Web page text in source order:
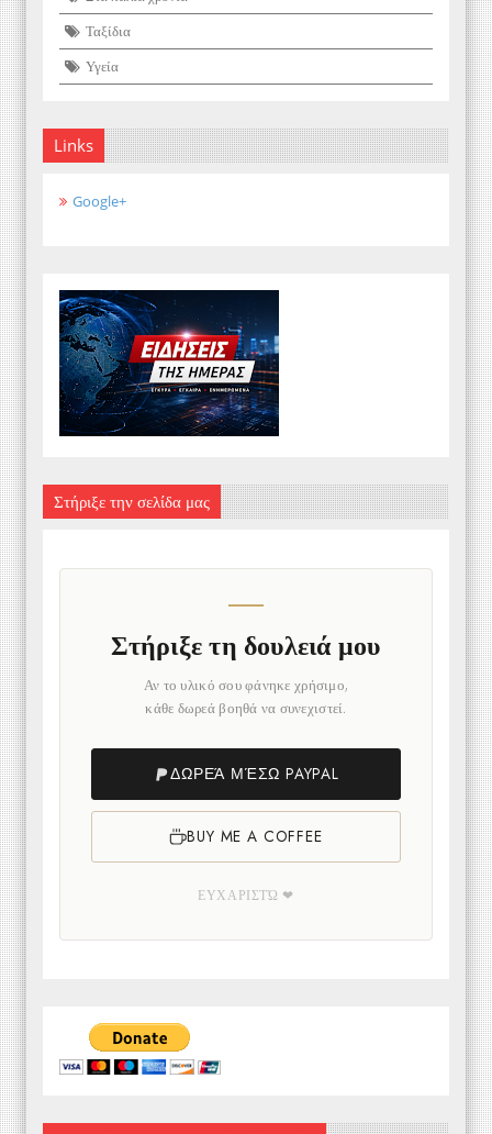
Ταξίδια
Υγεία
Links
Google+
Στήριξε την σελίδα μας
Στήριξε τη δουλειά μου
Αν το υλικό σου φάνηκε χρήσιμο,
κάθε δωρεά βοηθά να συνεχιστεί.
ΔΩΡΕΆ ΜΈΣΩ PAYPAL
BUY ME A COFFEE
ΕΥΧΑΡΙΣΤΏ ❤